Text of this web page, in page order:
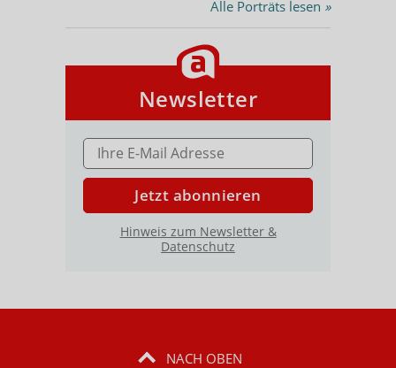
Alle Porträts lesen »
Newsletter
E-MAIL ADRESSE
Jetzt abonnieren
Hinweis zum Newsletter &
Datenschutz
NACH OBEN